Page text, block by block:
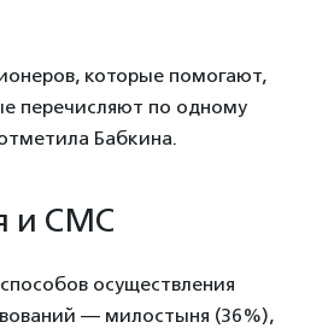
которые помогают,
перечисляют по одному
Бабкина.
и СМС
осуществления
— милостыня (36%),